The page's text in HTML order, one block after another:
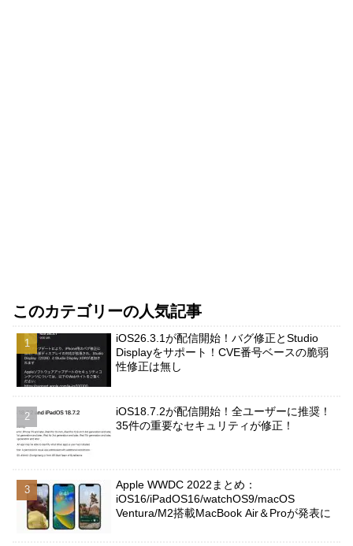
このカテゴリーの人気記事
iOS26.3.1が配信開始！バグ修正とStudio
Displayをサポート！CVE番号ベースの脆弱
性修正は無し
iOS18.7.2が配信開始！全ユーザーに推奨！
35件の重要なセキュリティが修正！
Apple WWDC 2022まとめ：
iOS16/iPadOS16/watchOS9/macOS
Ventura/M2搭載MacBook Air＆Proが発表に